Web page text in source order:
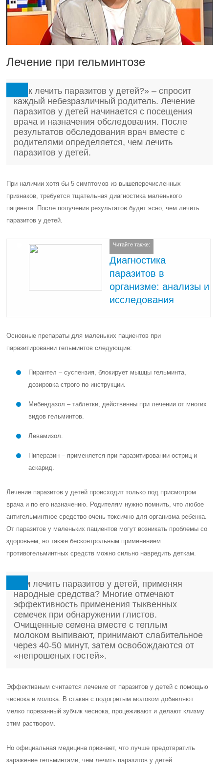
Лечение при гельминтозе
«Как лечить паразитов у детей?» – спросит
каждый небезразличный родитель. Лечение
паразитов у детей начинается с посещения
врача и назначения обследования. После
результатов обследования врач вместе с
родителями определяется, чем лечить
паразитов у детей.
При наличии хотя бы 5 симптомов из вышеперечисленных
признаков, требуется тщательная диагностика маленького
пациента. После получения результатов будет ясно, чем лечить
паразитов у детей.
Читайте также:
Диагностика
паразитов в
организме: анализы и
исследования
Основные препараты для маленьких пациентов при
паразитировании гельминтов следующие:
Пирантел – суспензия, блокирует мышцы гельминта,
дозировка строго по инструкции.
Мебендазол – таблетки, действенны при лечении от многих
видов гельминтов.
Левамизол.
Пиперазин – применяется при паразитировании остриц и
аскарид.
Лечение паразитов у детей происходит только под присмотром
врача и по его назначению. Родителям нужно помнить, что любое
антигельминтное средство очень токсично для организма ребенка.
От паразитов у маленьких пациентов могут возникать проблемы со
здоровьем, но также бесконтрольным применением
противогельминтных средств можно сильно навредить деткам.
Чем лечить паразитов у детей, применяя
народные средства? Многие отмечают
эффективность применения тыквенных
семечек при обнаружении глистов.
Очищенные семена вместе с теплым
молоком выпивают, принимают слабительное
через 40-50 минут, затем освобождаются от
«непрошеных гостей».
Эффективным считается лечение от паразитов у детей с помощью
чеснока и молока. В стакан с подогретым молоком добавляют
мелко порезанный зубчик чеснока, процеживают и делают клизму
этим раствором.
Но официальная медицина признает, что лучше предотвратить
заражение гельминтами, чем лечить паразитов у детей.